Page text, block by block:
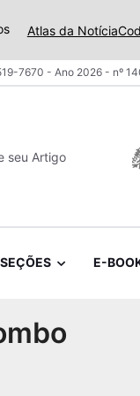
Atlas da Notícia
7670 - Ano 2026 - nº
seu Artigo
SEÇÕES E-